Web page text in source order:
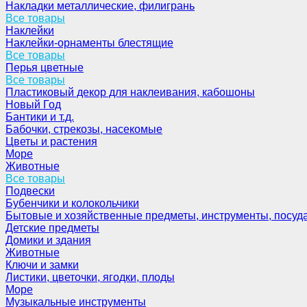
Накладки металлические, филигрань
Все товары
Наклейки
Наклейки-орнаменты блестящие
Все товары
Перья цветные
Все товары
Пластиковый декор для наклеивания, кабошоны
Новый Год
Бантики и т.д.
Бабочки, стрекозы, насекомые
Цветы и растения
Море
Животные
Все товары
Подвески
Бубенчики и колокольчики
Бытовые и хозяйственные предметы, инструменты,
Детские предметы
Домики и здания
Животные
Ключи и замки
Листики, цветочки, ягодки, плоды
Море
Музыкальные инструменты